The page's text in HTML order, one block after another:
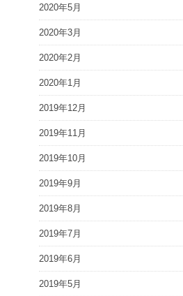
2020年5月
2020年3月
2020年2月
2020年1月
2019年12月
2019年11月
2019年10月
2019年9月
2019年8月
2019年7月
2019年6月
2019年5月